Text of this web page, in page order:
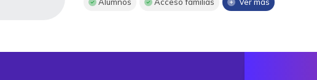
Alumnos Acceso familias Ver más